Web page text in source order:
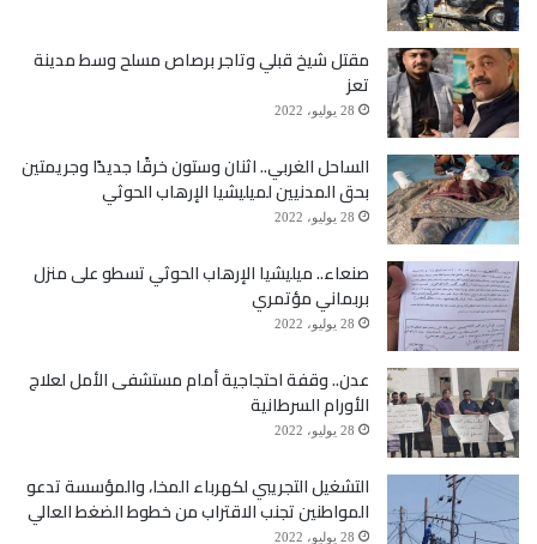
مقتل شيخ قبلي وتاجر برصاص مسلح وسط مدينة
تعز
28 يوليو، 2022
الساحل الغربي.. اثنان وستون خرقًا جديدًا وجريمتين
بحق المدنيين لميليشيا الإرهاب الحوثي
28 يوليو، 2022
صنعاء.. ميليشيا الإرهاب الحوثي تسطو على منزل
بربماني مؤتمري
28 يوليو، 2022
عدن.. وقفة احتجاجية أمام مستشفى الأمل لعلاج
الأورام السرطانية
28 يوليو، 2022
التشغيل التجريبي لكهرباء المخا، والمؤسسة تدعو
المواطنين تجنب الاقتراب من خطوط الضغط العالي
28 يوليو، 2022